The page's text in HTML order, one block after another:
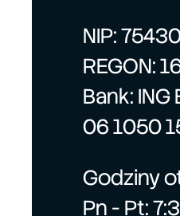
NIP:
REGON:
Bank:
06 1050
Godziny
Pn - Pt: